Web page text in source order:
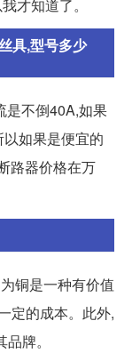
才知道了。
具,型号多少
是不倒40A,如果
如果是便宜的
路器价格在万
铜是一种有价值
定的成本。此外,
牌。